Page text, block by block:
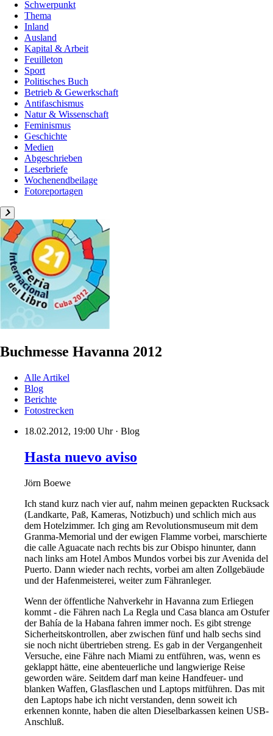
Schwerpunkt
Thema
Inland
Ausland
Kapital & Arbeit
Feuilleton
Sport
Politisches Buch
Betrieb & Gewerkschaft
Antifaschismus
Natur & Wissenschaft
Feminismus
Geschichte
Medien
Abgeschrieben
Leserbriefe
Wochenendbeilage
Fotoreportagen
Buchmesse Havanna 2012
Alle Artikel
Blog
Berichte
Fotostrecken
18.02.2012, 19:00 Uhr· Blog
Hasta nuevo aviso
Jörn Boewe
Ich stand kurz nach vier auf, nahm meinen gepackten Rucksack
(Landkarte, Paß, Kameras, Notizbuch) und schlich mich aus
dem Hotelzimmer. Ich ging am Revolutionsmuseum mit dem
Granma-Memorial und der ewigen Flamme vorbei, marschierte
die calle Aguacate nach rechts bis zur Obispo hinunter, dann
nach links am Hotel Ambos Mundos vorbei bis zur Avenida del
Puerto. Dann wieder nach rechts, vorbei am alten Zollgebäude
und der Hafenmeisterei, weiter zum Fähranleger.
Wenn der öffentliche Nahverkehr in Havanna zum Erliegen
kommt - die Fähren nach La Regla und Casa blanca am Ostufer
der Bahía de la Habana fahren immer noch. Es gibt strenge
Sicherheitskontrollen, aber zwischen fünf und halb sechs sind
sie noch nicht übertrieben streng. Es gab in der Vergangenheit
Versuche, eine Fähre nach Miami zu entführen, was, wenn es
geklappt hätte, eine abenteuerliche und langwierige Reise
geworden wäre. Seitdem darf man keine Handfeuer- und
blanken Waffen, Glasflaschen und Laptops mitführen. Das mit
den Laptops habe ich nicht verstanden, denn soweit ich
erkennen konnte, haben die alten Dieselbarkassen keinen USB-
Anschluß.